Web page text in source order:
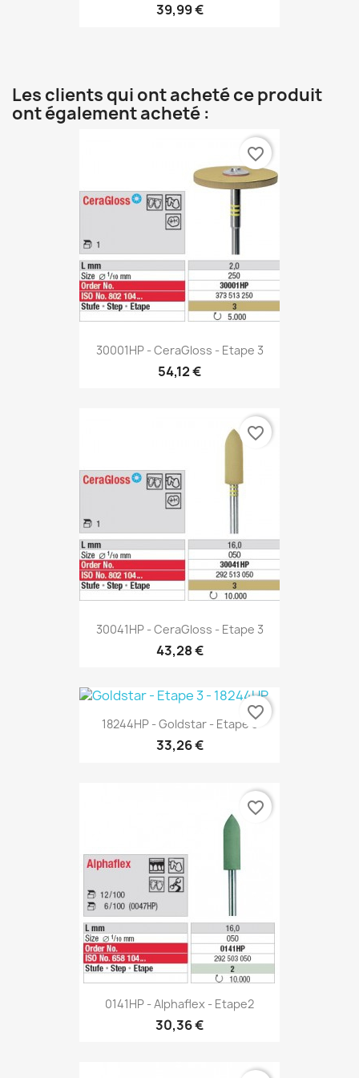
39,99 €
Les clients qui ont acheté ce produit
ont également acheté :
30001HP - CeraGloss - Etape 3
54,12 €
favorite_border
30041HP - CeraGloss - Etape 3
43,28 €
favorite_border
18244HP - Goldstar - Etape 3
33,26 €
favorite_border
0141HP - Alphaflex - Etape2
30,36 €
favorite_border